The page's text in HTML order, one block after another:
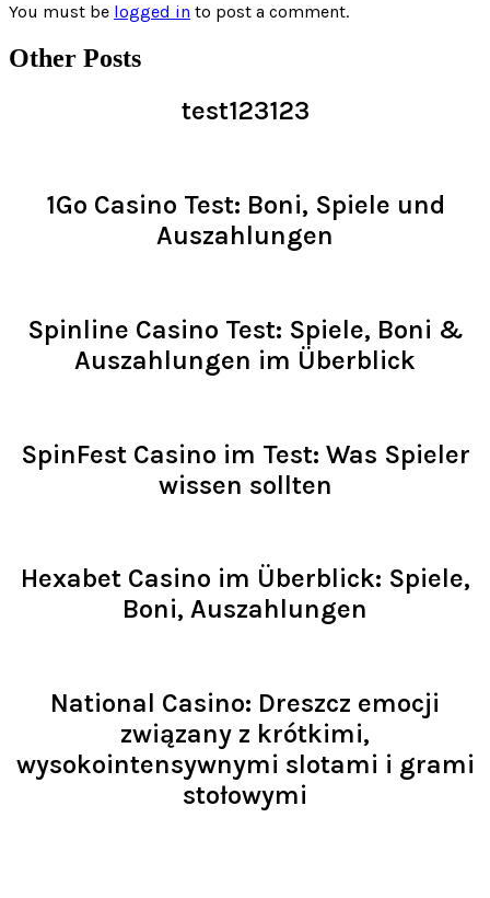
You must be logged in to post a comment.
Other Posts
test123123
1Go Casino Test: Boni, Spiele und
Auszahlungen
Spinline Casino Test: Spiele, Boni &
Auszahlungen im Überblick
SpinFest Casino im Test: Was Spieler
wissen sollten
Hexabet Casino im Überblick: Spiele,
Boni, Auszahlungen
National Casino: Dreszcz emocji
związany z krótkimi,
wysokointensywnymi slotami i grami
stołowymi